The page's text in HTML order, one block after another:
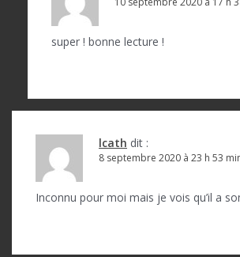
e
super ! bonne lecture !
lcath dit :
8 septembre 2020 à 23 h 53
Inconnu pour moi mais je vois qu’il a